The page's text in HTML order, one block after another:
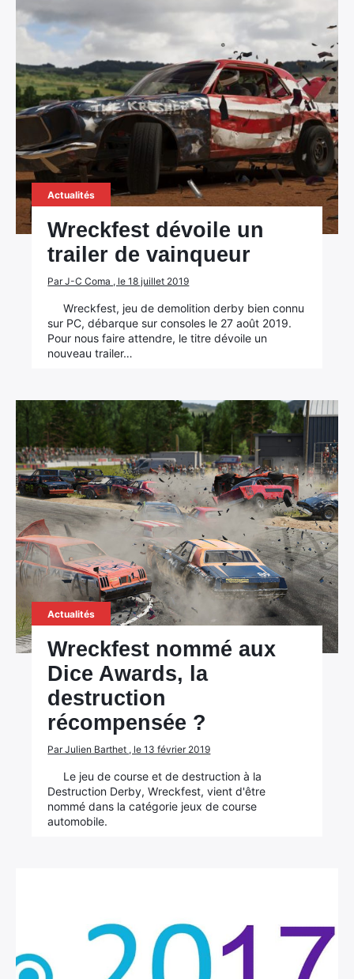
Actualités
Wreckfest dévoile un
trailer de vainqueur
Par J-C Coma , le 18 juillet 2019
Wreckfest, jeu de demolition derby bien connu
sur PC, débarque sur consoles le 27 août 2019.
Pour nous faire attendre, le titre dévoile un
nouveau trailer…
Actualités
Wreckfest nommé aux
Dice Awards, la
destruction
récompensée ?
Par Julien Barthet , le 13 février 2019
Le jeu de course et de destruction à la
Destruction Derby, Wreckfest, vient d'être
nommé dans la catégorie jeux de course
automobile.
×
Rechercher
: